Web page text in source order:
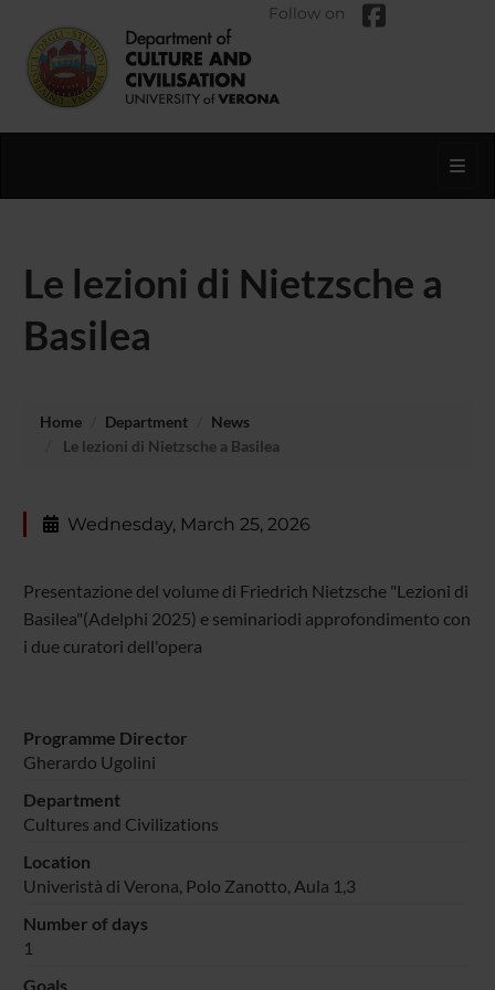
Follow on
Le lezioni di Nietzsche a
Basilea
Home Department
News
Le lezioni di Nietzsche a Basilea
Wednesday, March 25, 2026
Presentazione del volume di Friedrich Nietzsche "Lezioni di
Basilea"(Adelphi 2025) e seminariodi approfondimento con
i due curatori dell'opera
Programme Director
Gherardo Ugolini
Department
Cultures and Civilizations
Location
Univeristà di Verona, Polo Zanotto, Aula 1,3
Number of days
1
Goals